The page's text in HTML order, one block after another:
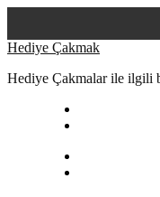
Skip
content
Hediye Çakmak
Hediye Çakmalar ile ilgili